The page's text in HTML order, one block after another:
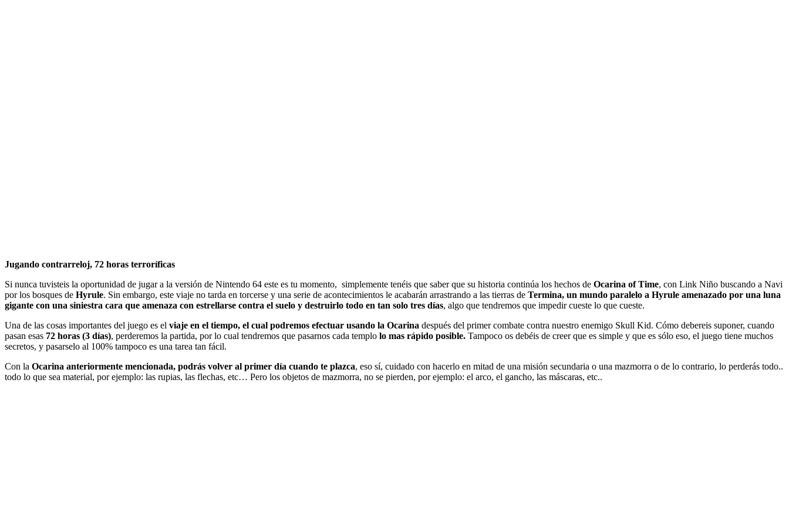
Jugando contrarreloj, 72 horas terroríficas
Si nunca tuvisteis la oportunidad de jugar a la versión de Nintendo 64 este es tu momento, simplemente tenéis que saber que su historia continúa los hechos de Ocarina of Time, con Link Niño buscando a Navi
por los bosques de Hyrule. Sin embargo, este viaje no tarda en torcerse y una serie de acontecimientos le acabarán arrastrando a las tierras de Termina, un mundo paralelo a Hyrule amenazado por una luna
gigante con una siniestra cara que amenaza con estrellarse contra el suelo y destruirlo todo en tan solo tres días, algo que tendremos que impedir cueste lo que cueste.
Una de las cosas importantes del juego es el viaje en el tiempo, el cual podremos efectuar usando la Ocarina después del primer combate contra nuestro enemigo Skull Kid. Cómo debereis suponer, cuando
pasan esas 72 horas (3 días), perderemos la partida, por lo cual tendremos que pasarnos cada templo lo mas rápido posible. Tampoco os debéis de creer que es simple y que es sólo eso, el juego tiene muchos
secretos, y pasarselo al 100% tampoco es una tarea tan fácil.
Con la Ocarina anteriormente mencionada, podrás volver al primer día cuando te plazca, eso sí, cuidado con hacerlo en mitad de una misión secundaria o una mazmorra o de lo contrario, lo perderás todo..
todo lo que sea material, por ejemplo: las rupias, las flechas, etc… Pero los objetos de mazmorra, no se pierden, por ejemplo: el arco, el gancho, las máscaras, etc..